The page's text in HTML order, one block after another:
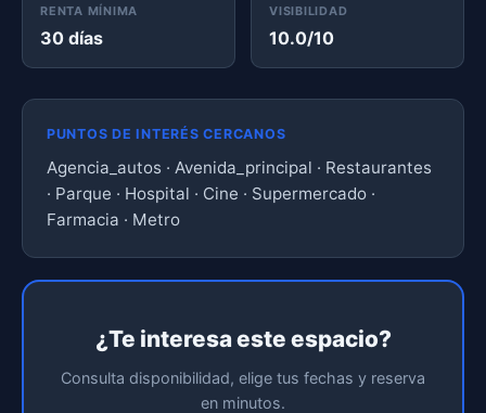
RENTA MÍNIMA
30 días
VISIBILIDAD
10.0/10
PUNTOS DE INTERÉS CERCANOS
Agencia_autos · Avenida_principal · Restaurantes
· Parque · Hospital · Cine · Supermercado ·
Farmacia · Metro
¿Te interesa este espacio?
Consulta disponibilidad, elige tus fechas y reserva
en minutos.